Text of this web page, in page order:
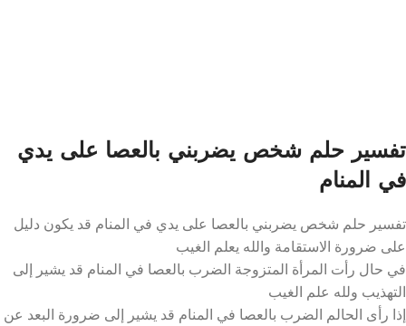
تفسير حلم شخص يضربني بالعصا على يدي
في المنام
تفسير حلم شخص يضربني بالعصا على يدي في المنام قد يكون دليل
على ضرورة الاستقامة والله يعلم الغيب
في حال رأت المرأة المتزوجة الضرب بالعصا في المنام قد يشير إلى
التهذيب ولله علم الغيب
إذا رأى الحالم الضرب بالعصا في المنام قد يشير إلى ضرورة البعد عن